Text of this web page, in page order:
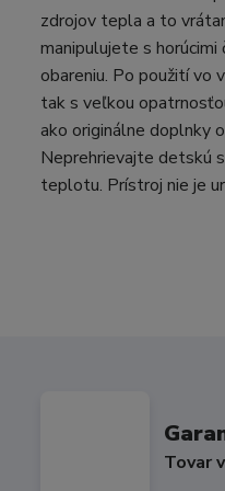
zdrojov tepla a to
manipulujete s
obareniu. Po použití vo
tak s veľkou
ako originálne doplnky
Neprehrievajte detskú
teplotu. Prístroj nie je
Tovar